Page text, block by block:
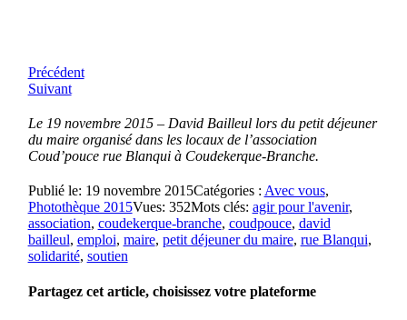
Précédent
Suivant
Le 19 novembre 2015 – David Bailleul lors du petit déjeuner
du maire organisé dans les locaux de l’association
Coud’pouce rue Blanqui à Coudekerque-Branche.
Publié le: 19 novembre 2015Catégories : Avec vous,
Photothèque 2015Vues: 352Mots clés: agir pour l'avenir,
association, coudekerque-branche, coudpouce, david
bailleul, emploi, maire, petit déjeuner du maire, rue Blanqui,
solidarité, soutien
Partagez cet article, choisissez votre plateforme